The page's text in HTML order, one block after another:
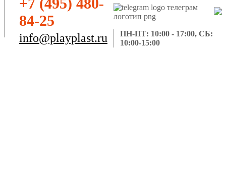
84-25
info@playplast.ru
ПН-ПТ: 10:00 - 17:00, СБ:
10:00-15:00